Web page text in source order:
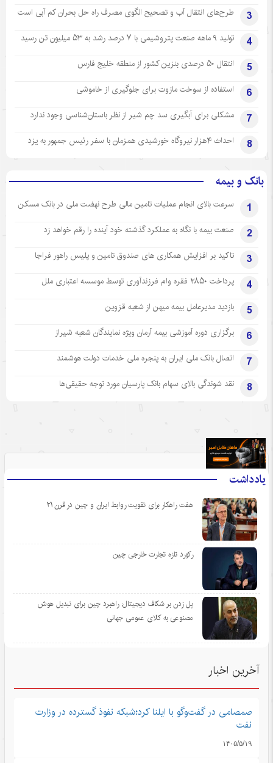
3 طرح‌های انتقال آب و تصحیح الگوی مصرف راه حل بحران کم آبی است
4 تولید ۹ ماهه صنعت پتروشیمی با ۷ درصد رشد به ۵۳ میلیون تن رسید
5 انتقال ۵۰ درصدی بنزین کشور از منطقه خلیج فارس
6 استفاده از سوخت مازوت برای جلوگیری از خاموشی
7 مشکلی برای آبگیری سد چم شیر از نظر باستان‌شناسی وجود ندارد
8 احداث ۴هزار نیروگاه خورشیدی همزمان با سفر رئیس جمهور به یزد
بانک و بیمه
1 سرعت بالای انجام عملیات تامین مالی طرح نهضت ملی در بانک مسکن
2 صنعت بیمه با نگاه به عملکرد گذشته خود آینده را رقم خواهد زد
3 تاکید بر افزایش همکاری های صندوق تامین و پلیس راهور فراجا
4 پرداخت ۲۸۵۰ فقره وام فرزندآوری توسط موسسه اعتباری ملل
5 بازدید مدیرعامل بیمه میهن از شعبه قزوین
6 برگزاری دوره آموزشی بیمه آرمان ویژه نمایندگان شعبه شیراز
7 اتصال بانک ملی ایران به پنجره ملی خدمات دولت هوشمند
8 نقد شوندگی بالای سهام بانک پارسیان مورد توجه حقیقی‌ها
یادداشت
هفت راهکار برای تقویت روابط ایران و چین در قرن ۲۱
رکورد تازه تجارت خارجی چین
پل زدن بر شکاف دیجیتال: راهبرد چین برای تبدیل هوش
مصنوعی به کالای عمومی جهانی
.
آخرین اخبار
صمصامی در گفت‌وگو با ایلنا کرد؛شبکه نفوذ گسترده در وزارت
نفت
۱۴۰۵/۵/۱۹